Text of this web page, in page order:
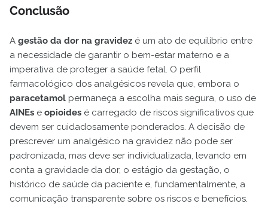
Conclusão
A gestão da dor na gravidez é um ato de equilíbrio entre
a necessidade de garantir o bem-estar materno e a
imperativa de proteger a saúde fetal. O perfil
farmacológico dos analgésicos revela que, embora o
paracetamol permaneça a escolha mais segura, o uso de
AINEs e opioides é carregado de riscos significativos que
devem ser cuidadosamente ponderados. A decisão de
prescrever um analgésico na gravidez não pode ser
padronizada, mas deve ser individualizada, levando em
conta a gravidade da dor, o estágio da gestação, o
histórico de saúde da paciente e, fundamentalmente, a
comunicação transparente sobre os riscos e benefícios.